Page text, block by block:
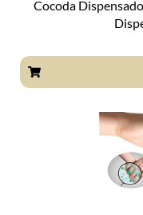
Cocoda